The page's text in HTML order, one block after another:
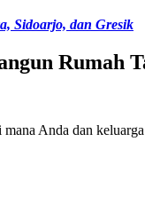
Sidoarjo, dan Gresik
Rumah
Anda dan